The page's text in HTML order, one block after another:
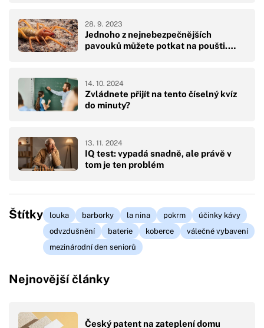
Jednoho z nejnebezpečnějších
pavouků můžete potkat na poušti.…
28. 9. 2023
Zvládnete přijít na tento číselný kvíz
do minuty?
14. 10. 2024
IQ test: vypadá snadně, ale právě v
tom je ten problém
13. 11. 2024
Štítky louka barborky la nina pokrm
účinky kávy
odvzdušnění
baterie koberce
válečné vybavení
mezinárodní den seniorů
Nejnovější články
Český patent na zateplení domu